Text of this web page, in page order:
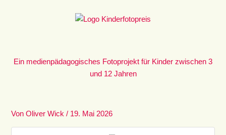
Ein medienpädagogisches Fotoprojekt für Kinder zwischen 3
und 12 Jahren
VonOliver Wick/ 19. Mai 2026